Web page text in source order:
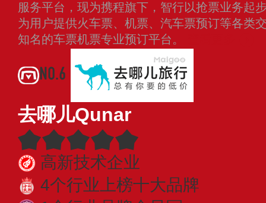
服务平台，现为携程旗下，智行以抢票业务起
为用户提供火车票、机票、汽车票预订等各类
知名的车票机票专业预订平台。
NO.6
去哪儿Qunar
高新技术企业
4个行业上榜十大品牌